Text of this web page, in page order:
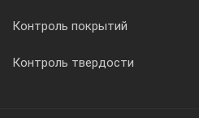
Контроль покрытий
Контроль твердости